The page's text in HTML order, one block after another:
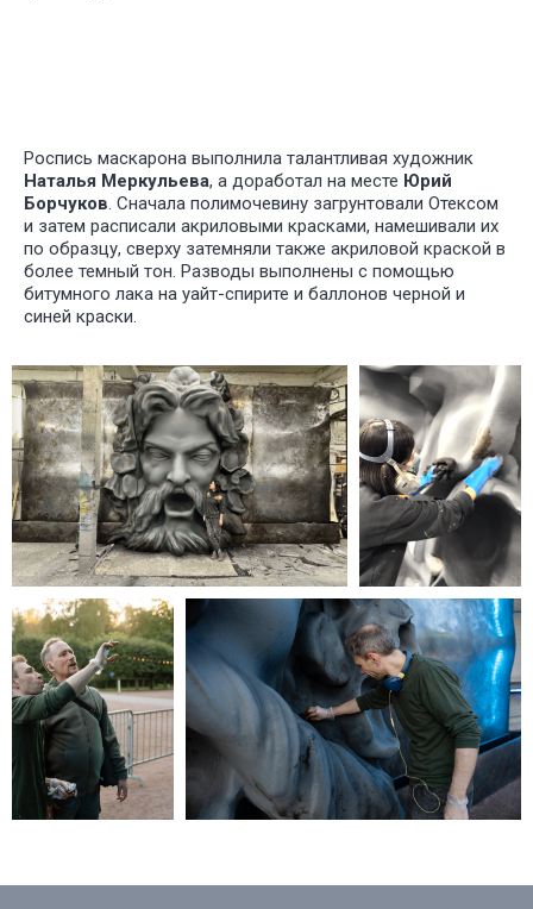
Роспись маскарона выполнила талантливая художник
Наталья Меркульева, а доработал на месте Юрий
Борчуков. Сначала полимочевину загрунтовали Отексом
и затем расписали акриловыми красками, намешивали их
по образцу, сверху затемняли также акриловой краской в
более темный тон. Разводы выполнены с помощью
битумного лака на уайт-спирите и баллонов черной и
синей краски.